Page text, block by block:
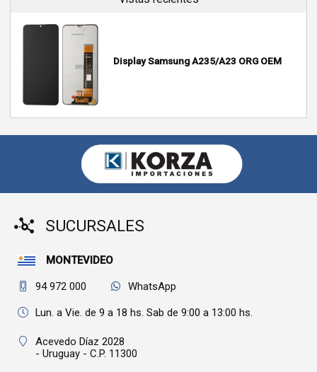
Display Samsung A235/A23 ORG OEM
SUCURSALES
MONTEVIDEO
94 972 000 WhatsApp
Lun. a Vie. de 9 a 18 hs. Sab de 9:00 a 13:00 hs.
Acevedo Díaz 2028
- Uruguay - C.P. 11300